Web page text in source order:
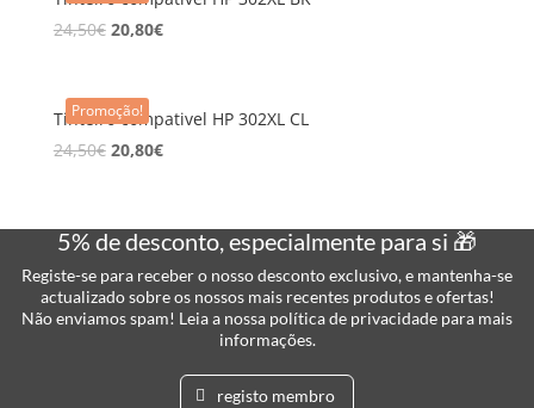
24,50€ 20,80€
Promoção!
Tinteiro compativel HP 302XL CL
24,50€ 20,80€
5% de desconto, especialmente para si 🎁
Registe-se para receber o nosso desconto exclusivo, e mantenha-se
actualizado sobre os nossos mais recentes produtos e ofertas!
Não enviamos spam! Leia a nossa política de privacidade para mais
informações.
registo membro